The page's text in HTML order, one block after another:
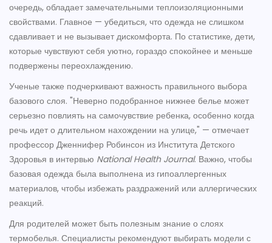
очередь, обладает замечательными теплоизоляционными
свойствами. Главное — убедиться, что одежда не слишком
сдавливает и не вызывает дискомфорта. По статистике, дети,
которые чувствуют себя уютно, гораздо спокойнее и меньше
подвержены переохлаждению.
Ученые также подчеркивают важность правильного выбора
базового слоя. "Неверно подобранное нижнее белье может
серьезно повлиять на самочувствие ребенка, особенно когда
речь идет о длительном нахождении на улице," — отмечает
профессор Дженнифер Робинсон из Института Детского
Здоровья в интервью National Health Journal. Важно, чтобы
базовая одежда была выполнена из гипоаллергенных
материалов, чтобы избежать раздражений или аллергических
реакций.
Для родителей может быть полезным знание о слоях
термобелья. Специалисты рекомендуют выбирать модели с